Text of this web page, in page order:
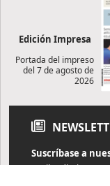
Edición Impresa
Portada del impreso
del 7 de agosto de
2026
Suscríbase a
Reciba